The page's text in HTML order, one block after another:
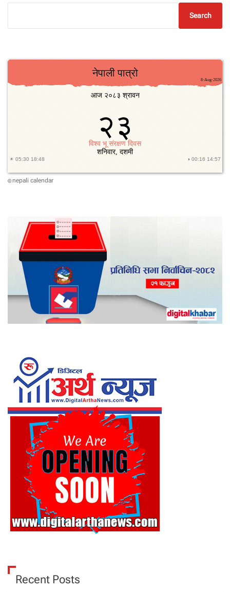
Search
© nepali calendar
Recent Posts